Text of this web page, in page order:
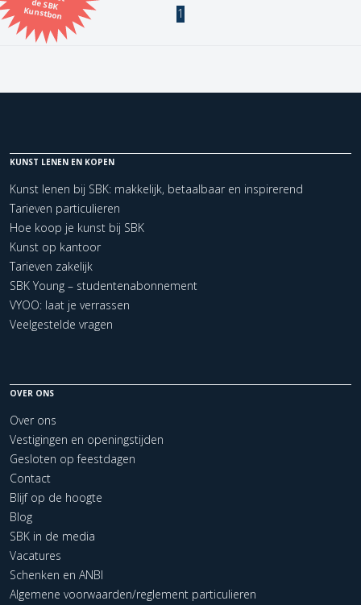
Kunstbon
Kunstenaar
Kerncollectie
1 items. Pagina: 1
1
KUNST LENEN EN KOPEN
Kunst lenen bij SBK: makkelijk, betaalbaar en inspirerend
Tarieven particulieren
Hoe koop je kunst bij SBK
Kunst op kantoor
Tarieven zakelijk
SBK Young – studentenabonnement
VYOO: laat je verrassen
Veelgestelde vragen
OVER ONS
Over ons
Vestigingen en openingstijden
Gesloten op feestdagen
Contact
Blijf op de hoogte
Blog
SBK in de media
Vacatures
Schenken en ANBI
Algemene voorwaarden/reglement particulieren